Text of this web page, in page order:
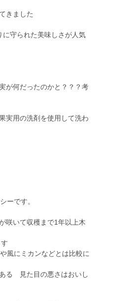
きました
守られた美味しさが人気
が何だったのかと？？？考
実用の洗剤を使用して洗わ
ーです。
咲いて収穫まで1年以上木
風にミカンなどとは比較に
る 見た目の悪さはおいし